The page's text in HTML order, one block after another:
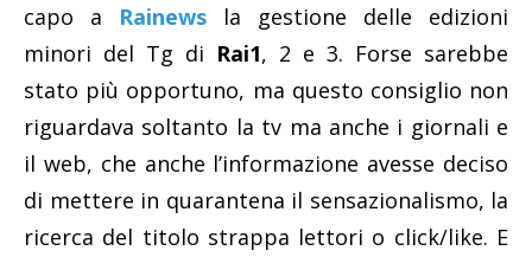
capo a Rainews la gestione delle edizioni
minori del Tg di Rai1, 2 e 3. Forse sarebbe
stato più opportuno, ma questo consiglio non
riguardava soltanto la tv ma anche i giornali e
il web, che anche l’informazione avesse deciso
di mettere in quarantena il sensazionalismo, la
ricerca del titolo strappa lettori o click/like. E